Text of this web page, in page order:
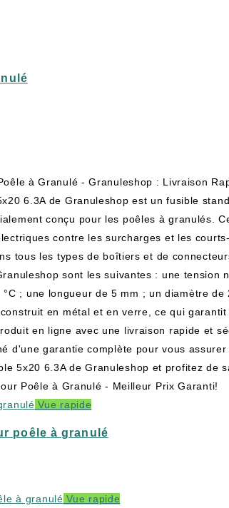
à Granulé - Granuleshop : Livraison
6.3A de Granuleshop est un fusible
conçu pour les poêles à granulés.
contre les surcharges et les
tous les types de boîtiers et de
sont les suivantes : une tension
; une longueur de 5 mm ; un diamètre de
en métal et en verre, ce qui
en ligne avec une livraison rapide et
d'une garantie complète pour vous
5x20 6.3A de Granuleshop et profitez de
Poêle à Granulé - Meilleur Prix Garanti!
Vue rapide
poêle à granulé
Vue rapide